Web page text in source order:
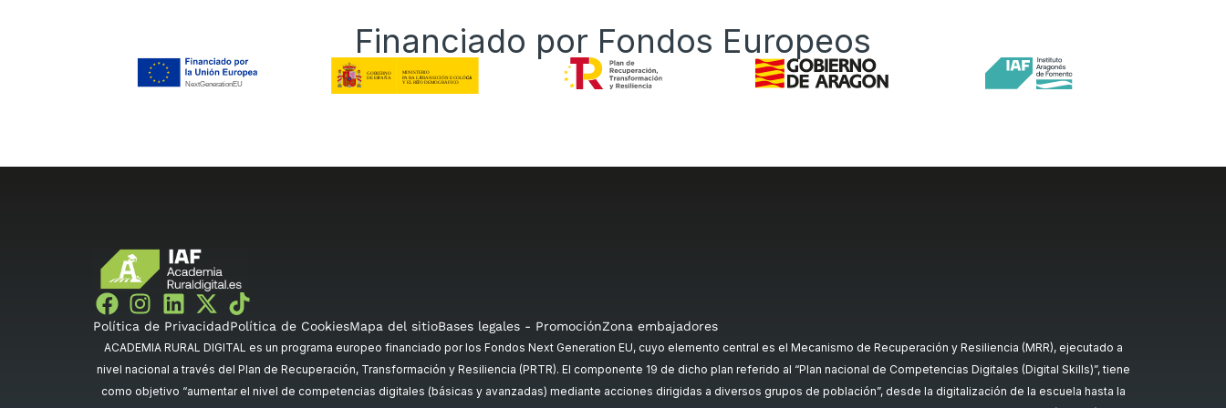
Financiado por Fondos Europeos
Política de PrivacidadPolítica de CookiesMapa del sitioBases legales - PromociónZona embajadores
ACADEMIA RURAL DIGITAL es un programa europeo financiado por los Fondos Next Generation EU, cuyo elemento central es el Mecanismo de Recuperación y Resiliencia (MRR), ejecutado a
nivel nacional a través del Plan de Recuperación, Transformación y Resiliencia (PRTR). El componente 19 de dicho plan referido al “Plan nacional de Competencias Digitales (Digital Skills)”, tiene
como objetivo “aumentar el nivel de competencias digitales (básicas y avanzadas) mediante acciones dirigidas a diversos grupos de población”, desde la digitalización de la escuela hasta la